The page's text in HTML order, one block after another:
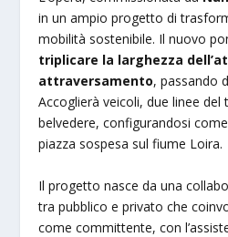
in un ampio progetto di
mobilità sostenibile. Il nuovo
triplicare la larghezza
attraversamento, passando
Accoglierà veicoli, due linee del
belvedere, configurandosi
piazza sospesa sul fiume Loira.
Il progetto nasce da una
tra pubblico e privato che
come committente, con